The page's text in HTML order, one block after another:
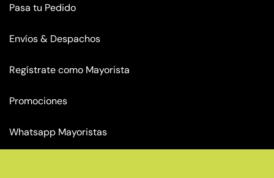
Pasa tu Pedido
Envíos & Despachos
Regístrate como Mayorista
Promociones
Whatsapp Mayoristas